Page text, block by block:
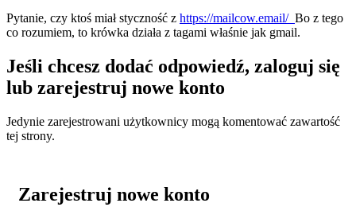
Pytanie, czy ktoś miał styczność z https://mailcow.email/ Bo z tego
co rozumiem, to krówka działa z tagami właśnie jak gmail.
Jeśli chcesz dodać odpowiedź, zaloguj się
lub zarejestruj nowe konto
Jedynie zarejestrowani użytkownicy mogą komentować zawartość
tej strony.
Zarejestruj nowe konto